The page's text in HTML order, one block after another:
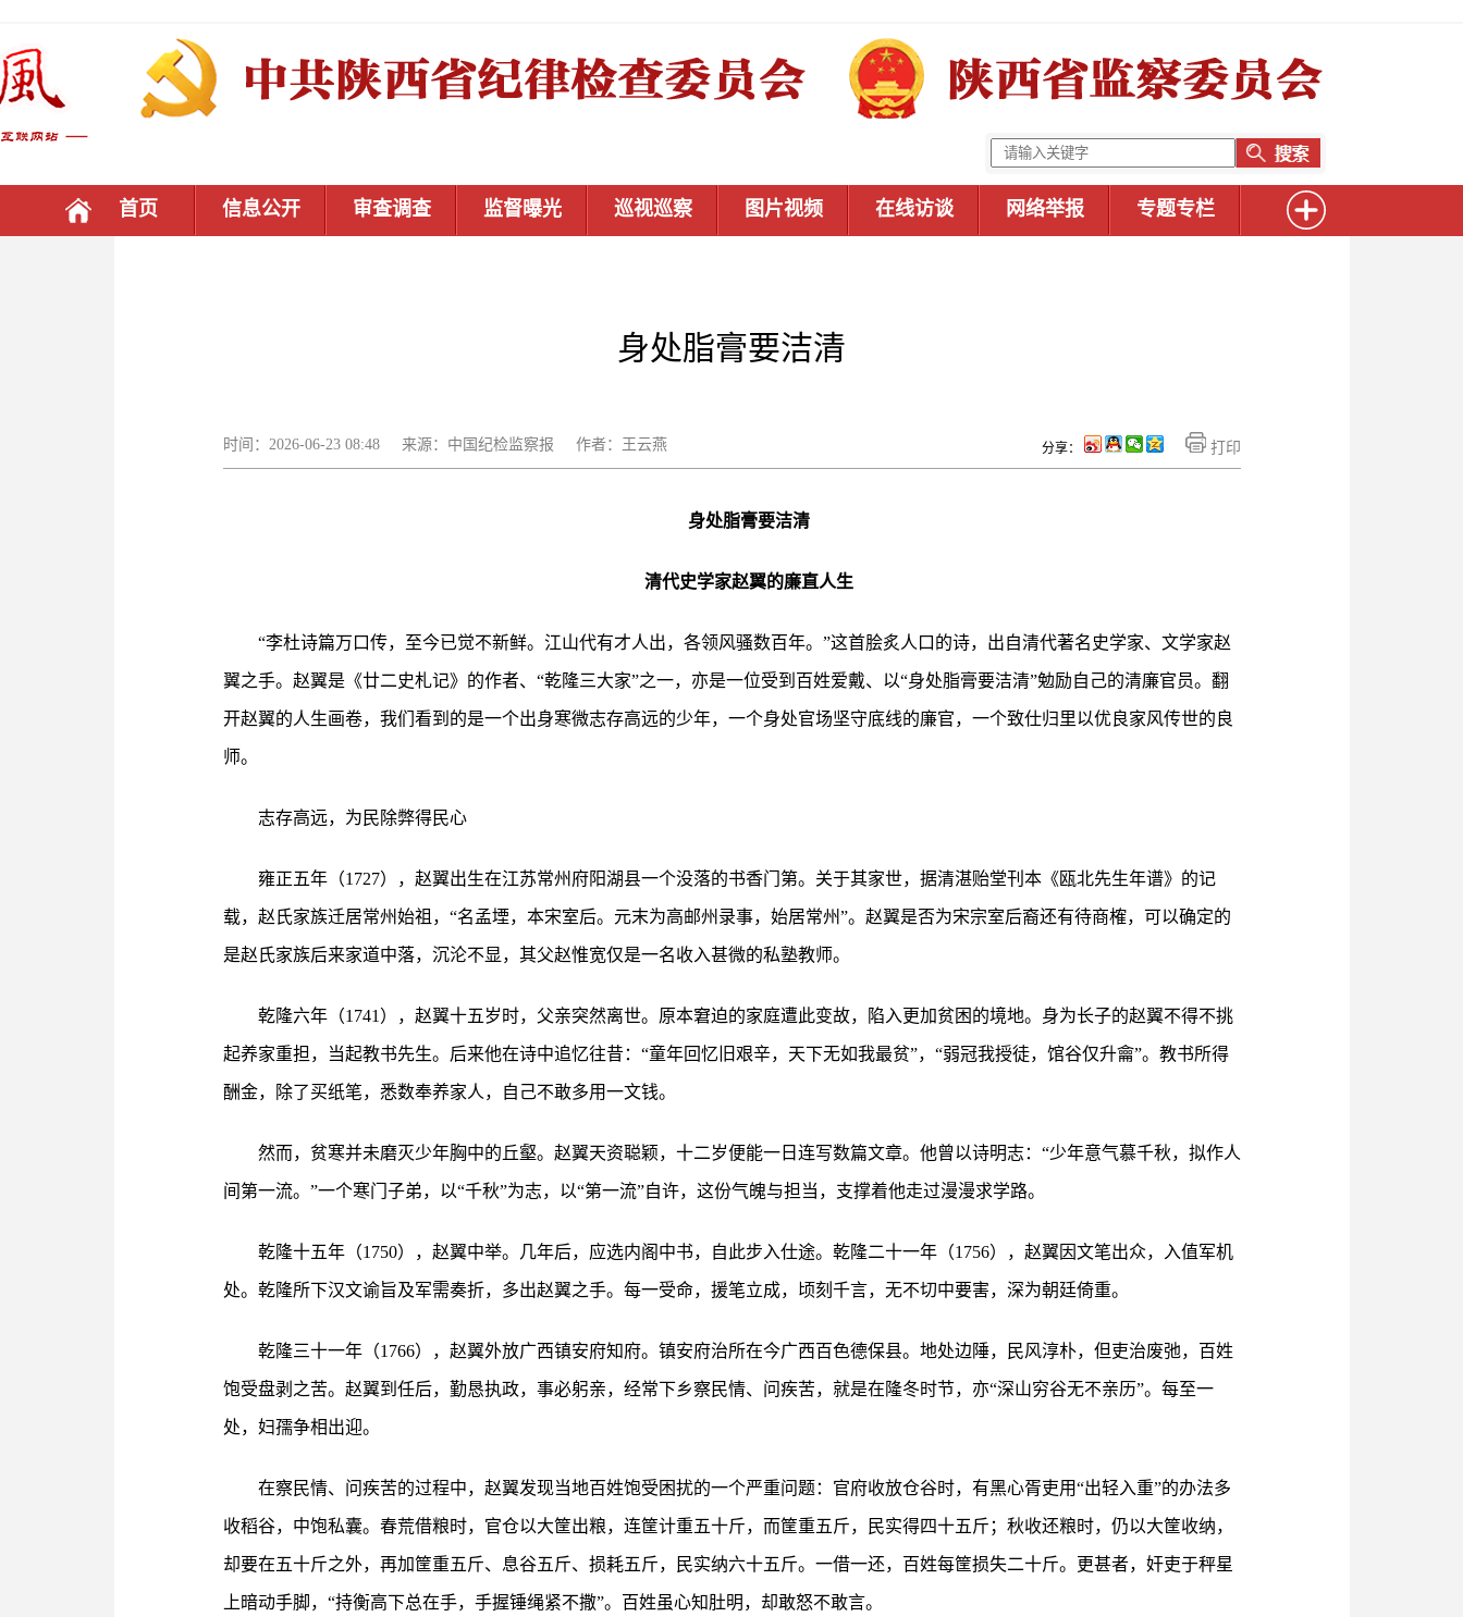
首页 信息公开 审查调查 监督曝光 巡视巡察 图片视频 在线访谈 网络举报 专题专栏
身处脂膏要洁清
时间：2026-06-23 08:48 来源：中国纪检监察报 作者：王云燕 打印
分享：
身处脂膏要洁清
清代史学家赵翼的廉直人生
“李杜诗篇万口传，至今已觉不新鲜。江山代有才人出，各领风骚数百年。”这首脍炙人口的诗，出自清代著名史学家、文学家赵
翼之手。赵翼是《廿二史札记》的作者、“乾隆三大家”之一，亦是一位受到百姓爱戴、以“身处脂膏要洁清”勉励自己的清廉官员。翻
开赵翼的人生画卷，我们看到的是一个出身寒微志存高远的少年，一个身处官场坚守底线的廉官，一个致仕归里以优良家风传世的良
师。
志存高远，为民除弊得民心
雍正五年（1727），赵翼出生在江苏常州府阳湖县一个没落的书香门第。关于其家世，据清湛贻堂刊本《瓯北先生年谱》的记
载，赵氏家族迁居常州始祖，“名孟堙，本宋室后。元末为高邮州录事，始居常州”。赵翼是否为宋宗室后裔还有待商榷，可以确定的
是赵氏家族后来家道中落，沉沦不显，其父赵惟宽仅是一名收入甚微的私塾教师。
乾隆六年（1741），赵翼十五岁时，父亲突然离世。原本窘迫的家庭遭此变故，陷入更加贫困的境地。身为长子的赵翼不得不挑
起养家重担，当起教书先生。后来他在诗中追忆往昔：“童年回忆旧艰辛，天下无如我最贫”，“弱冠我授徒，馆谷仅升龠”。教书所得
酬金，除了买纸笔，悉数奉养家人，自己不敢多用一文钱。
然而，贫寒并未磨灭少年胸中的丘壑。赵翼天资聪颖，十二岁便能一日连写数篇文章。他曾以诗明志：“少年意气慕千秋，拟作人
间第一流。”一个寒门子弟，以“千秋”为志，以“第一流”自许，这份气魄与担当，支撑着他走过漫漫求学路。
乾隆十五年（1750），赵翼中举。几年后，应选内阁中书，自此步入仕途。乾隆二十一年（1756），赵翼因文笔出众，入值军机
处。乾隆所下汉文谕旨及军需奏折，多出赵翼之手。每一受命，援笔立成，顷刻千言，无不切中要害，深为朝廷倚重。
乾隆三十一年（1766），赵翼外放广西镇安府知府。镇安府治所在今广西百色德保县。地处边陲，民风淳朴，但吏治废弛，百姓
饱受盘剥之苦。赵翼到任后，勤恳执政，事必躬亲，经常下乡察民情、问疾苦，就是在隆冬时节，亦“深山穷谷无不亲历”。每至一
处，妇孺争相出迎。
在察民情、问疾苦的过程中，赵翼发现当地百姓饱受困扰的一个严重问题：官府收放仓谷时，有黑心胥吏用“出轻入重”的办法多
收稻谷，中饱私囊。春荒借粮时，官仓以大筐出粮，连筐计重五十斤，而筐重五斤，民实得四十五斤；秋收还粮时，仍以大筐收纳，
却要在五十斤之外，再加筐重五斤、息谷五斤、损耗五斤，民实纳六十五斤。一借一还，百姓每筐损失二十斤。更甚者，奸吏于秤星
上暗动手脚，“持衡高下总在手，手握锤绳紧不撒”。百姓虽心知肚明，却敢怒不敢言。